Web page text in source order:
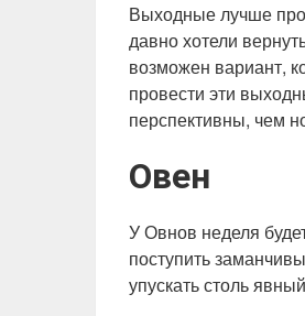
Выходные лучше
давно хотели
возможен вариант,
провести эти
перспективны, чем
Овен
У Овнов неделя
поступить
упускать столь